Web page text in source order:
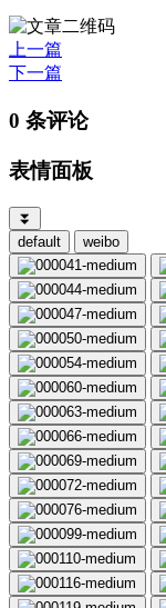
上一篇
下一篇
0 条评论
表情面板
⏬
default
weibo